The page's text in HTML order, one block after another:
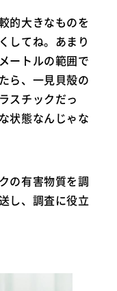
的大きなものを
してね。あまり
ートルの範囲で
ら、一見貝殻の
スチックだっ
状態なんじゃな
の有害物質を調
し、調査に役立